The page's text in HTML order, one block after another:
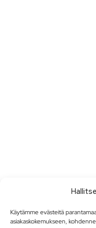
Käytämme evästeitä
asiakaskokemukseen,